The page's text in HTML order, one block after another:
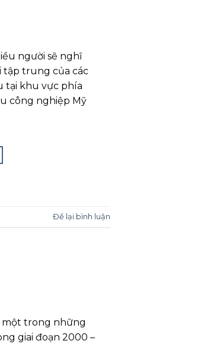
người sẽ nghĩ
tập trung của các
tại khu vực phía
công nghiệp Mỹ
Để lại bình luận
một trong những
giai đoạn 2000 –